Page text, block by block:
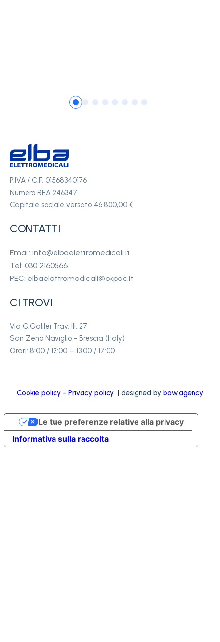
P.IVA / C.F. 01568340176
Numero REA 246347
Capitale sociale versato 46.800,00 €
CONTATTI
Email: info@elbaelettromedicali.it
Tel: 030 2160566
PEC: elbaelettromedicali@okpec.it
CI TROVI
Via G.Galilei Trav. III, 27
San Zeno Naviglio - Brescia (Italy)
Orari: 8:00 / 12:00 – 13:00 / 17:00
Cookie policy - Privacy policy | designed by bow.agency
Informativa sulla raccolta
Le tue preferenze relative alla privacy